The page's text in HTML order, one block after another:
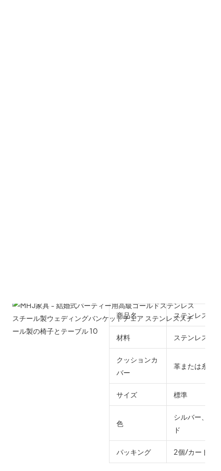
商品名 ステンレス製
材料 ステンレス鋼
クッションカ
バー
革または糸く
サイズ 標準
色
シルバー、ゴ
ド
パッキング 2個/カートン